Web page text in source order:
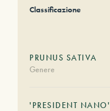
Classificazione
PRUNUS SATIVA
Genere
'PRESIDENT NANO'